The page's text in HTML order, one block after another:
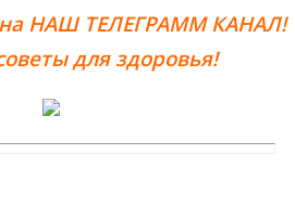
на НАШ ТЕЛЕГРАММ КАНАЛ!
для здоровья!